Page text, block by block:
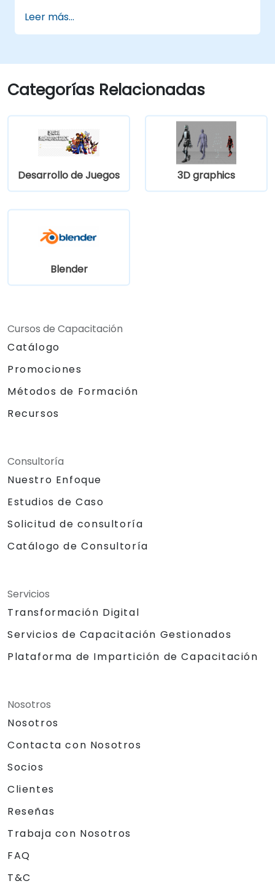
Explorar y construir mundos y juegos
visuales.
diseño de videojuegos.
Crear animaciones de escenas
cinemáticas.
Leer más...
Categorías Relacionadas
Desarrollo de Juegos 3D graphics
Blender
Cursos de Capacitación
Catálogo
Promociones
Métodos de Formación
Recursos
Consultoría
Nuestro Enfoque
Estudios de Caso
Solicitud de consultoría
Catálogo de Consultoría
Servicios
Transformación Digital
Servicios de Capacitación Gestionados
Plataforma de Impartición de Capacitación
Nosotros
Nosotros
Contacta con Nosotros
Socios
Clientes
Reseñas
Trabaja con Nosotros
FAQ
T&C